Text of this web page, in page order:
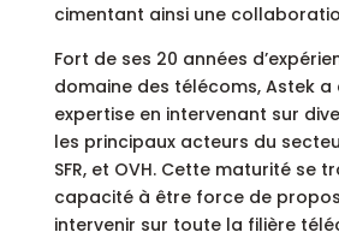
cimentant ainsi une
Fort de ses 20 années
domaine des télécoms, Astek a
expertise en intervenant sur
les principaux acteurs du
SFR, et OVH. Cette maturité se
capacité à être force de
intervenir sur toute la filière